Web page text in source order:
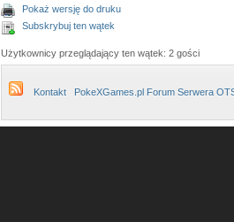
Pokaż wersję do druku
Subskrybuj ten wątek
Użytkownicy przeglądający ten wątek: 2 gości
Kontakt PokeXGames.pl Forum Serwera